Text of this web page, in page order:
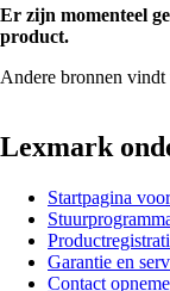
Er zijn momenteel
product.
Andere bronnen vindt
Lexmark
Startpagina
Garantie en
Contact